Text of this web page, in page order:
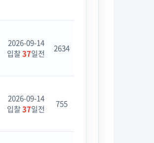
2026-09-14
입찰37일전 2634
2026-09-14
입찰37일전 755